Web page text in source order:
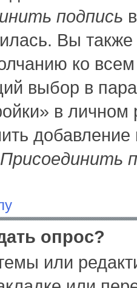
подпись
Вы
ко
выбор в
в
Присоединить
опрос?
или